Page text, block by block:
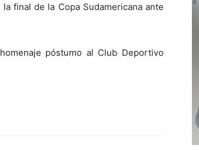
final de la Copa Sudamericana ante
póstumo al Club Deportivo